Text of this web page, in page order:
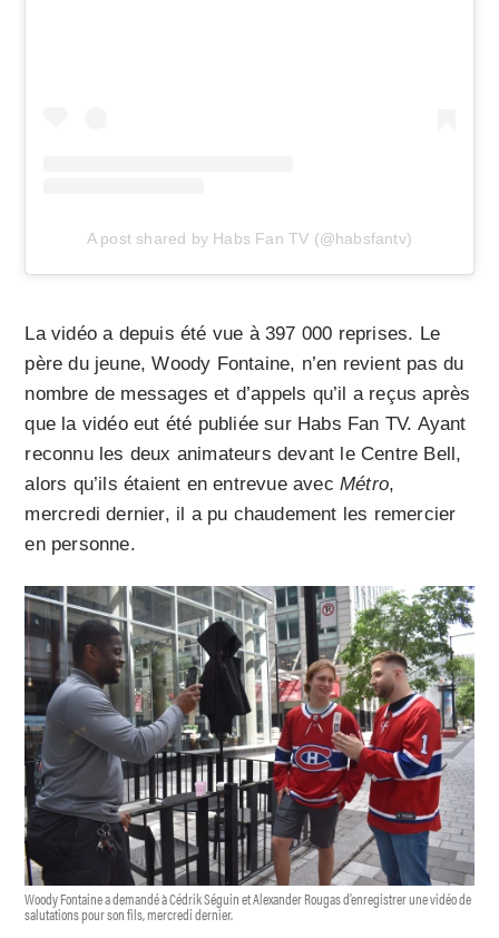
A post shared by Habs Fan TV (@habsfantv)
La vidéo a depuis été vue à 397 000 reprises. Le
père du jeune, Woody Fontaine, n’en revient pas du
nombre de messages et d’appels qu’il a reçus après
que la vidéo eut été publiée sur Habs Fan TV. Ayant
reconnu les deux animateurs devant le Centre Bell,
alors qu’ils étaient en entrevue avecMétro,
mercredi dernier, il a pu chaudement les remercier
en personne.
Woody Fontaine a demandé à Cédrik Séguin et Alexander Rougas d’enregistrer une vidéo de
salutations pour son fils, mercredi dernier.